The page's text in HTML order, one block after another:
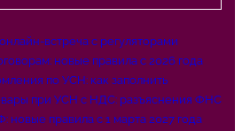
встреча с регуляторами
новые правила с 2026 года
по УСН: как заполнить
при УСН с НДС: разъяснения ФНС
новые правила с 1 марта 2027 года